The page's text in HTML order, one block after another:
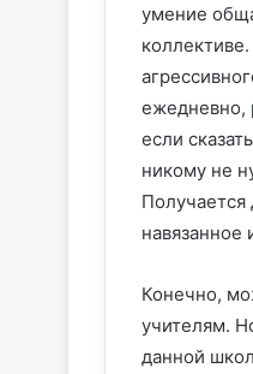
умение
ежедневно,
если
никому не
Получается
навязанное
Конечно,
учителям.
данной